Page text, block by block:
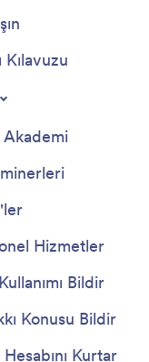
Kılavuzu
Hizmetler
Bildir
Konusu Bildir
Kurtar